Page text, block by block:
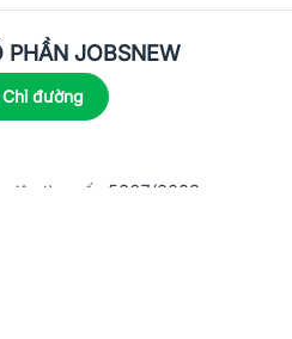
PHẦN JOBSNEW
Chỉ đường
làm số:
5867/2023